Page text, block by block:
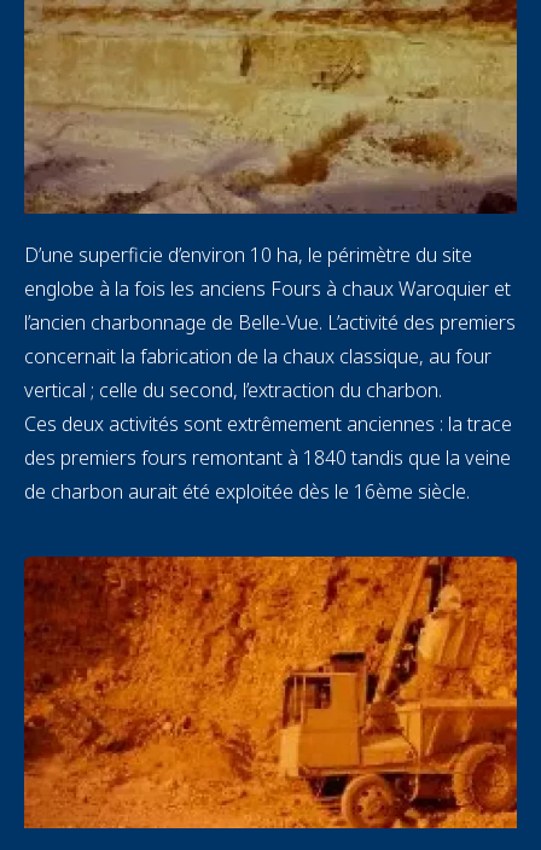
Text
D’une superficie d’environ 10 ha, le périmètre du site
englobe à la fois les anciens Fours à chaux Waroquier et
l’ancien charbonnage de Belle-Vue. L’activité des premiers
concernait la fabrication de la chaux classique, au four
vertical ; celle du second, l’extraction du charbon.
Ces deux activités sont extrêmement anciennes : la trace
des premiers fours remontant à 1840 tandis que la veine
de charbon aurait été exploitée dès le 16ème siècle.
Image